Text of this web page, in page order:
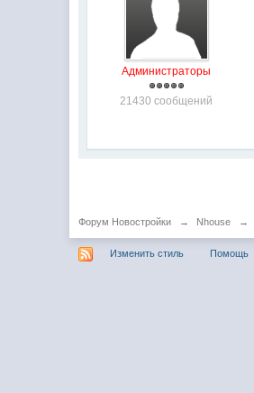
Администраторы
21430 сообщений
Форум Новостройки → Nhouse →
Изменить стиль Помощь